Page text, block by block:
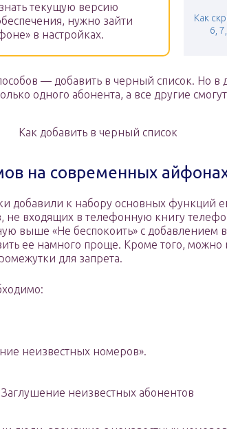
Как
6,
текущую версию
нужно зайти
в настройках.
— добавить в черный список. Но в
одного абонента, а все другие
Как добавить в черный список
на современных
добавили к набору основных функций
не входящих в телефонную книгу
выше «Не беспокоить» с добавлением
ее намного проще. Кроме того, можно
для запрета.
неизвестных номеров».
Заглушение неизвестных абонентов